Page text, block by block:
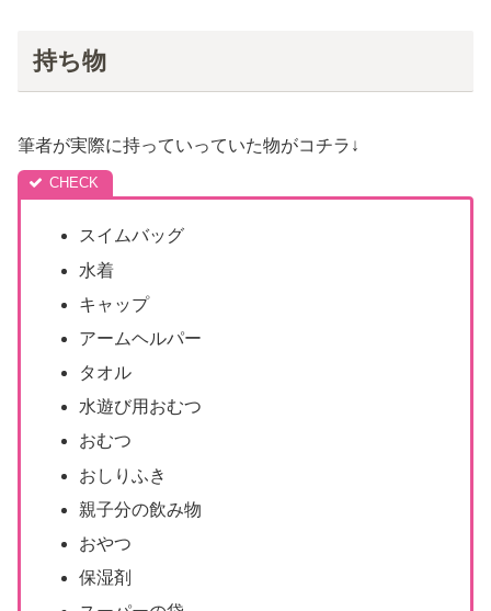
持ち物
筆者が実際に持っていっていた物がコチラ↓
スイムバッグ
水着
キャップ
アームヘルパー
タオル
水遊び用おむつ
おむつ
おしりふき
親子分の飲み物
おやつ
保湿剤